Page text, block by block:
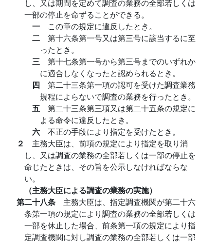
し、又は期間を定めて調査の業務の全部若しくは
一部の停止を命ずることができる。
一 この章の規定に違反したとき。
二 第十六条第一号又は第三号に該当するに至
ったとき。
三 第十七条第一号から第三号までのいずれか
に適合しなくなったと認められるとき。
四 第二十三条第一項の認可を受けた調査業務
規程によらないで調査の業務を行ったとき。
五 第二十三条第三項又は第二十五条の規定に
よる命令に違反したとき。
六 不正の手段により指定を受けたとき。
２ 主務大臣は、前項の規定により指定を取り消
し、又は調査の業務の全部若しくは一部の停止を
命じたときは、その旨を公示しなければならな
い。
（主務大臣による調査の業務の実施）
第二十八条 主務大臣は、指定調査機関が第二十六
条第一項の規定により調査の業務の全部若しくは
一部を休止した場合、前条第一項の規定により指
定調査機関に対し調査の業務の全部若しくは一部